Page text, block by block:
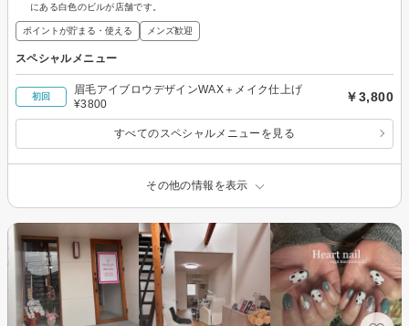
にある白色のビルが店舗です。
ポイントが貯まる・使える メンズ歓迎
スペシャルメニュー
初回
眉毛アイブロウデザインWAX＋メイク仕上げ
¥3800
￥3,800
すべてのスペシャルメニューを見る
その他の情報を表示